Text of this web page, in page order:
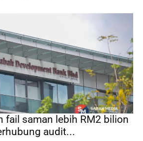
fail saman lebih RM2 bilion
audit...